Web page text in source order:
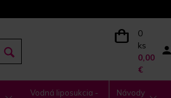
0
ks
0,00
€
Vodná liposukcia -
Návody